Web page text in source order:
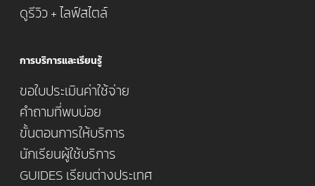
ดูรีวิว + ไลฟ์สไตล์
การบริการและเรียนรู้
ขอใบประเมินค่าใช้จ่าย
คำถามที่พบบ่อย
ขั้นตอนการให้บริการ
นักเรียนผู้ใช้บริการ
GUIDES เรียนต่างประเทศ